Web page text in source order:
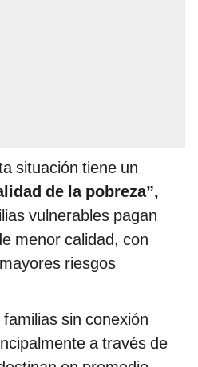
situación tiene un
de la pobreza”,
vulnerables pagan
menor calidad, con
riesgos
sin conexión
a través de